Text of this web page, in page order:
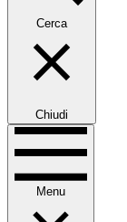
Cerca
Chiudi
Menu